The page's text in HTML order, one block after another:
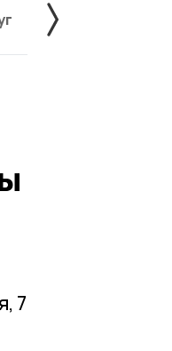
Жердевский округ
7